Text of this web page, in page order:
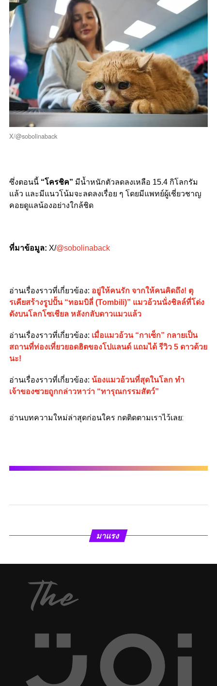
X/@sobolinaback
ซึ่งตอนนี้ “โครชิค” มีน้ำหนักตัวลดลงเหลือ 15.4 กิโลกรัม
แล้ว และมีแนวโน้มจะลดลงเรื่อย ๆ โดยมีแพทย์ผู้เชี่ยวชาญ
คอยดูแลน้องอย่างใกล้ชิด
ที่มาข้อมูล: X/@sobolinaback
อ่านเรื่องราวที่เกี่ยวข้อง: อยู่ให้คนรัก จากให้คนคิดถึง! ตุ
รเคียสร้างรูปปั้น “ทอมบิลี่ (Tombili)” แมวอ้วนนั่งชิลล์ที่โด่ง
ดังบนโลกโซเชียล หลังกลับดาวแมวแล้ว
อ่านเรื่องราวที่เกี่ยวข้อง: เมื่อแมวอ้วน “กาเซ็ก” กลายเป็น
สถานที่ท่องเที่ยวยอดฮิตของโปแลนด์ แถมได้ รีวิว 5 ดาวด้วย
นะ!
อ่านเรื่องราวที่เกี่ยวข้อง: น้องแมวอ้วนที่สุดในโลก ทำ
เจ้าของซวยถูกกล่าวหาว่า “ทารุณกรรมสัตว์”
อ่านบทความใหม่ล่าสุดก่อนใคร กดติดตามเราไว้เลย:
มาแรง